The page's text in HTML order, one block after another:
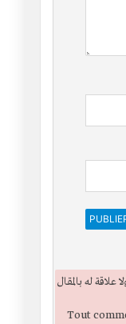
له بالمقال
Tout